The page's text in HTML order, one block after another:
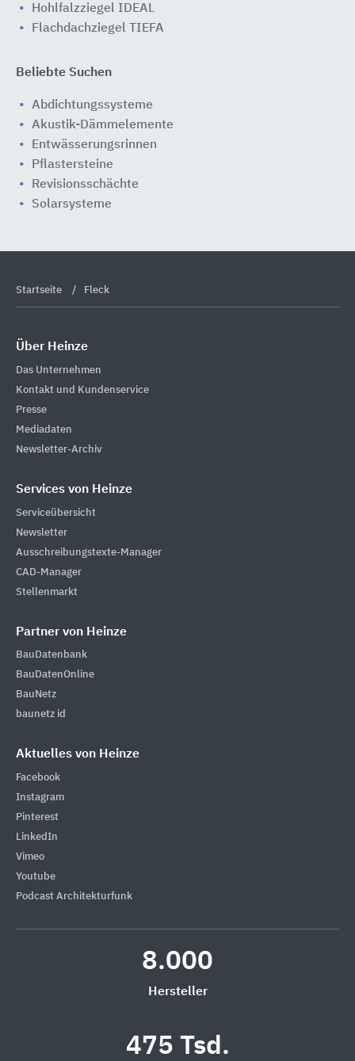
Hohlfalzziegel IDEAL
Flachdachziegel TIEFA
Beliebte Suchen
Abdichtungssysteme
Akustik-Dämmelemente
Entwässerungsrinnen
Pflastersteine
Revisionsschächte
Solarsysteme
Startseite Fleck
Über Heinze
Das Unternehmen
Kontakt und Kundenservice
Presse
Mediadaten
Newsletter-Archiv
Services von Heinze
Serviceübersicht
Newsletter
Ausschreibungstexte-Manager
CAD-Manager
Stellenmarkt
Partner von Heinze
BauDatenbank
BauDatenOnline
BauNetz
baunetz id
Aktuelles von Heinze
Facebook
Instagram
Pinterest
LinkedIn
Vimeo
Youtube
Podcast Architekturfunk
8.000
Hersteller
475 Tsd.